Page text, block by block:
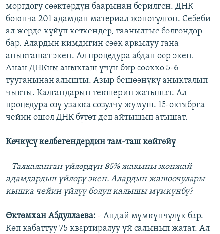
моргдогу сөөктөрдүн баарынан берилген. ДНК
боюнча 201 адамдан материал жөнөтүлгөн. Себеби
ал жерде күйүп кеткендер, таанылгыс болгондор
бар. Алардын кимдигин сөөк аркылуу гана
аныкташат экен. Ал процедура абдан оор экен.
Анан ДНКны аныкташ үчүн бир сөөккө 5-6
тууганынан алышты. Азыр бешөөнүкү аныкталып
чыкты. Калгандарын текшерип жатышат. Ал
процедура өзү узакка созулчу жумуш. 15-октябрга
чейин ошол ДНК бүтөт деп айтышып атышат.
Көчкүсү келбегендердин там-таш көйгөйү
- Талкаланган үйлөрдүн 85% жакыны жөнжай
адамдардын үйлөрү экен. Алардын жашоочулары
кышка чейин үйлүү болуп калышы мүмкүнбү?
Өктөмхан Абдуллаева: - Андай мүмкүнчүлүк бар.
Көп кабаттуу 75 квартиралуу үй салынып жатат. Ал